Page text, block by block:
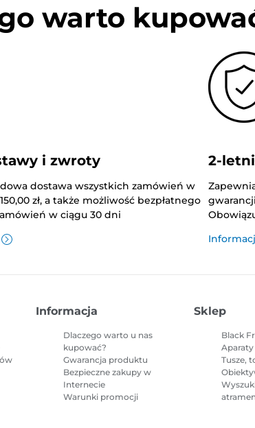
warto
i zwroty
dostawa wszystkich zamówień w
zł, a także możliwość bezpłatnego
w ciągu 30 dni
2-
Informacja
Dlaczego warto u nas
kupować?
Gwarancja produktu
Bezpieczne zakupy w
Internecie
Warunki promocji
Sklep
Black
Aparaty
Tusze,